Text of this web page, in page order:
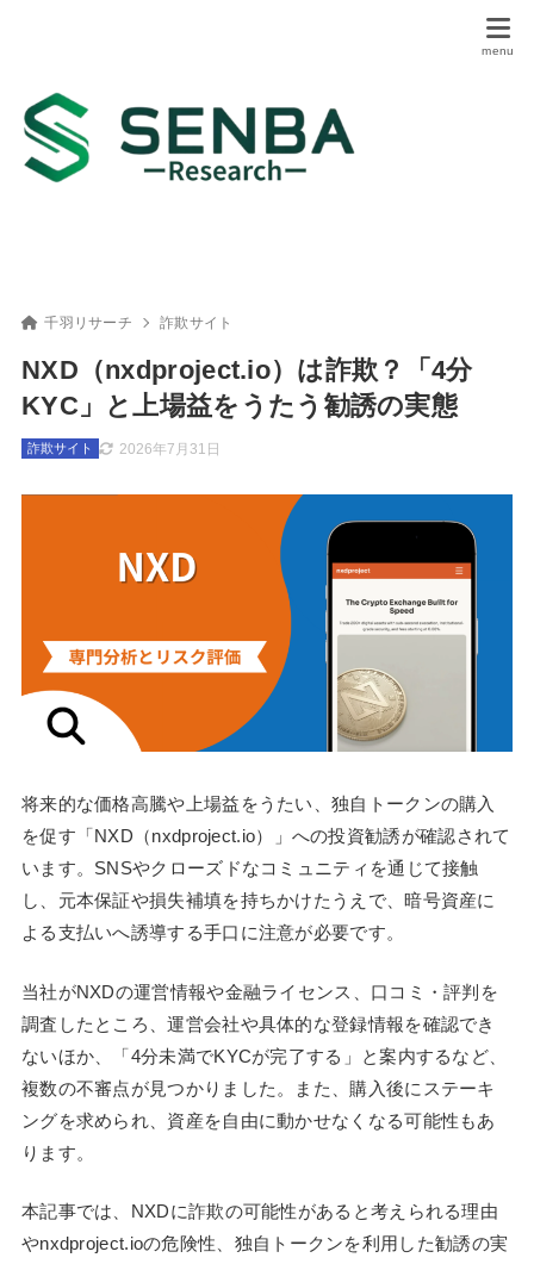
千羽リサーチ 詐欺サイト
NXD（nxdproject.io）は詐欺？「4分
KYC」と上場益をうたう勧誘の実態
2026年7月31日
詐欺サイト
将来的な価格高騰や上場益をうたい、独自トークンの購入
を促す「NXD（nxdproject.io）」への投資勧誘が確認されて
います。SNSやクローズドなコミュニティを通じて接触
し、元本保証や損失補填を持ちかけたうえで、暗号資産に
よる支払いへ誘導する手口に注意が必要です。
当社がNXDの運営情報や金融ライセンス、口コミ・評判を
調査したところ、運営会社や具体的な登録情報を確認でき
ないほか、「4分未満でKYCが完了する」と案内するなど、
複数の不審点が見つかりました。また、購入後にステーキ
ングを求められ、資産を自由に動かせなくなる可能性もあ
ります。
本記事では、NXDに詐欺の可能性があると考えられる理由
やnxdproject.ioの危険性、独自トークンを利用した勧誘の実